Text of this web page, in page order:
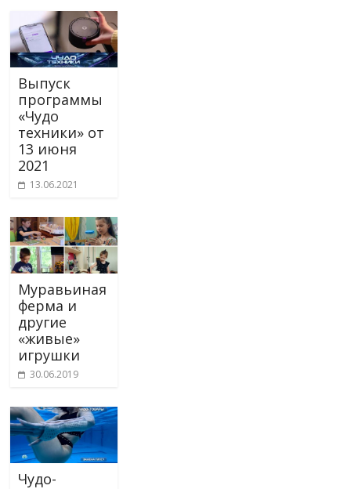
Выпуск
программы
«Чудо
техники» от
13 июня
2021
13.06.2021
Муравьиная
ферма и
другие
«живые»
игрушки
30.06.2019
Чудо-